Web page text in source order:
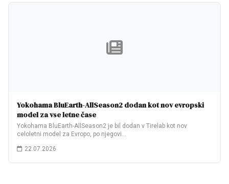
Yokohama BluEarth-AllSeason2 dodan kot nov evropski
model za vse letne čase
Yokohama BluEarth-AllSeason2 je bil dodan v Tirelab kot nov
celoletni model za Evropo, po njegovi…
22.07.2026